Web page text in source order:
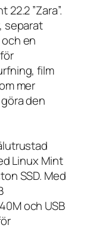
”Zara”.
separat
och en
film
mer
den
Linux Mint
SSD. Med
och USB